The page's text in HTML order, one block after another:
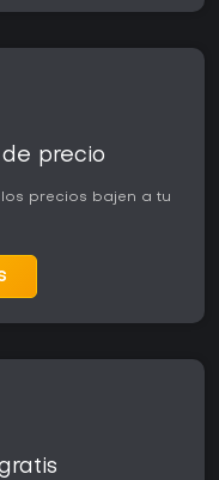
precio
precios bajen a tu